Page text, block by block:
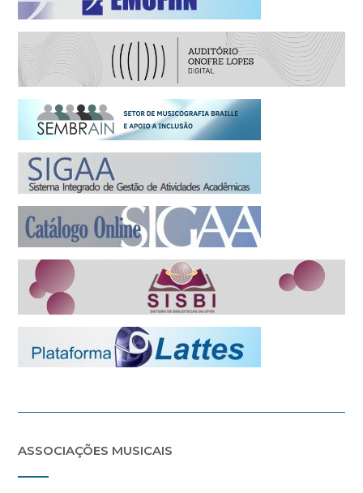
ASSOCIAÇÕES MUSICAIS